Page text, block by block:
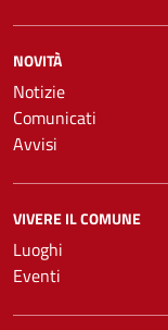
NOVITÀ
Notizie
Comunicati
Avvisi
VIVERE IL COMUNE
Luoghi
Eventi